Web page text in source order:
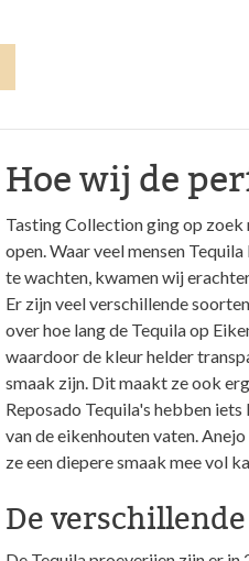
Hoe wij de
Tasting Collection ging op zoek
open. Waar veel mensen
te wachten, kwamen wij
Er zijn veel verschillende
over hoe lang de Tequila op
waardoor de kleur helder
smaak zijn. Dit maakt ze ook
Reposado Tequila's hebben
van de eikenhouten vaten.
ze een diepere smaak mee vol
De